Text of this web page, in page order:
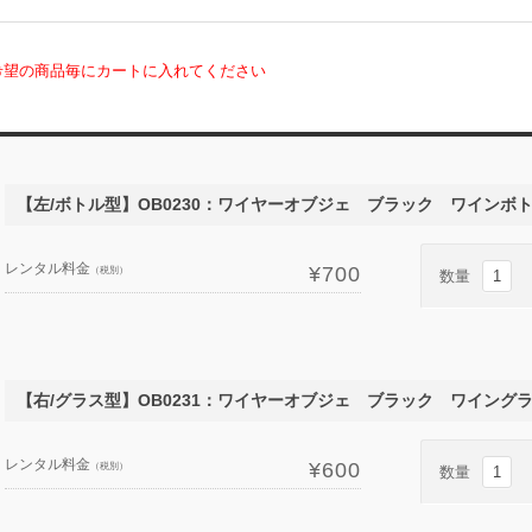
の商品毎にカートに入れてください
【左/ボトル型】OB0230：ワイヤーオブジェ ブラック ワインボ
レンタル料金 （税別） ¥700 数量
【右/グラス型】OB0231：ワイヤーオブジェ ブラック ワイング
レンタル料金 （税別） ¥600 数量